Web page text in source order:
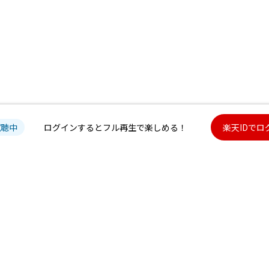
中 ログインするとフル再生で楽しめる！ 楽天IDでロ